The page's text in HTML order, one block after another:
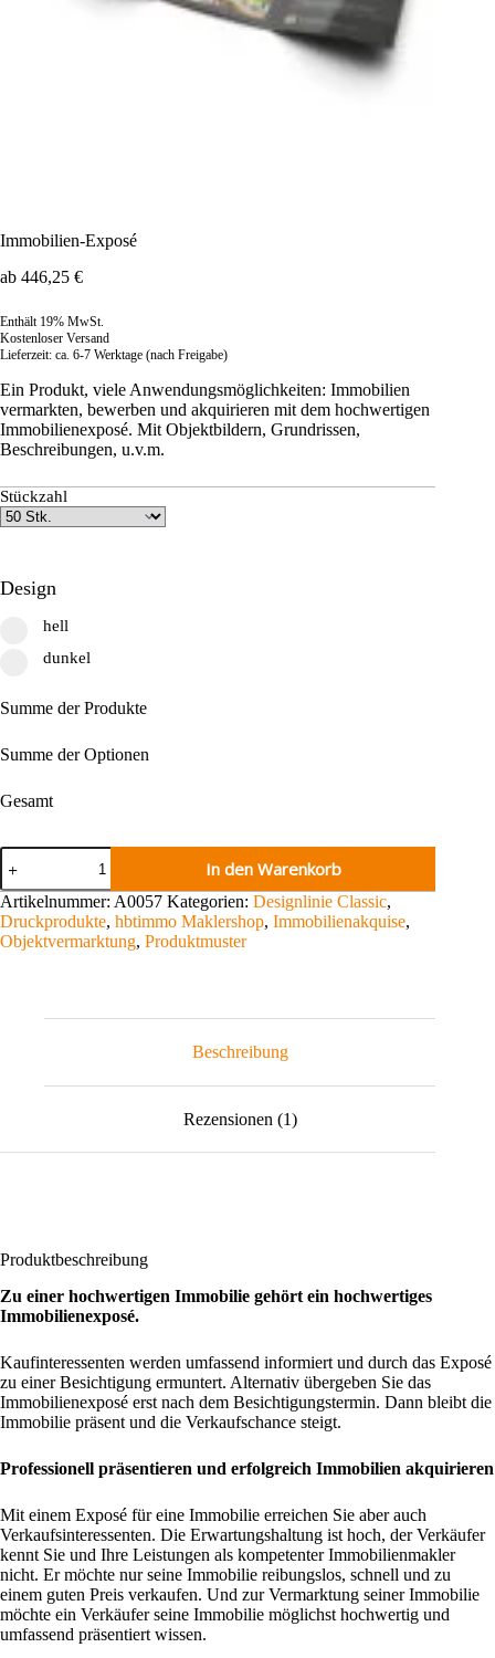
Immobilien-Exposé
ab 446,25 €
Enthält 19% MwSt.
Kostenloser Versand
Lieferzeit: ca. 6-7 Werktage (nach Freigabe)
Ein Produkt, viele Anwendungsmöglichkeiten: Immobilien
vermarkten, bewerben und akquirieren mit dem hochwertigen
Immobilienexposé. Mit Objektbildern, Grundrissen,
Beschreibungen, u.v.m.
Stückzahl
Design
hell
dunkel
Summe der Produkte
Summe der Optionen
Gesamt
Immobilien-
Exposé
Menge
In den Warenkorb
Artikelnummer: A0057 Kategorien: Designlinie Classic,
Druckprodukte, hbtimmo Maklershop, Immobilienakquise,
Objektvermarktung, Produktmuster
Beschreibung
Rezensionen (1)
Produktbeschreibung
Zu einer hochwertigen Immobilie gehört ein hochwertiges
Immobilienexposé.
Kaufinteressenten werden umfassend informiert und durch das Exposé
zu einer Besichtigung ermuntert. Alternativ übergeben Sie das
Immobilienexposé erst nach dem Besichtigungstermin. Dann bleibt die
Immobilie präsent und die Verkaufschance steigt.
Professionell präsentieren und erfolgreich Immobilien akquirieren
Mit einem Exposé für eine Immobilie erreichen Sie aber auch
Verkaufsinteressenten. Die Erwartungshaltung ist hoch, der Verkäufer
kennt Sie und Ihre Leistungen als kompetenter Immobilienmakler
nicht. Er möchte nur seine Immobilie reibungslos, schnell und zu
einem guten Preis verkaufen. Und zur Vermarktung seiner Immobilie
möchte ein Verkäufer seine Immobilie möglichst hochwertig und
umfassend präsentiert wissen.